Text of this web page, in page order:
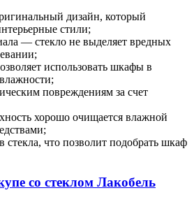
дизайн, который
стили;
— стекло не выделяет вредных
использовать шкафы в
повреждениям за счет
хорошо очищается влажной
стекла, что позволит подобрать шкаф
со стеклом Лакобель